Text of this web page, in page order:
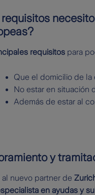
requisitos
requisitospara
Que el domicilio de la
No estar en situación
Además de estar al
y
al nuevo partner de
en ayudas y